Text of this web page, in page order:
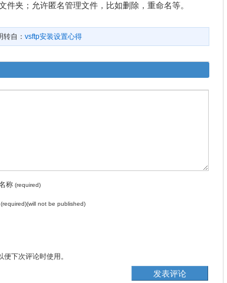
夹；允许匿名管理文件，比如删除，重命名等。
自： vsftp安装设置心得
称 (required)
(required)(will not be published)
下次评论时使用。